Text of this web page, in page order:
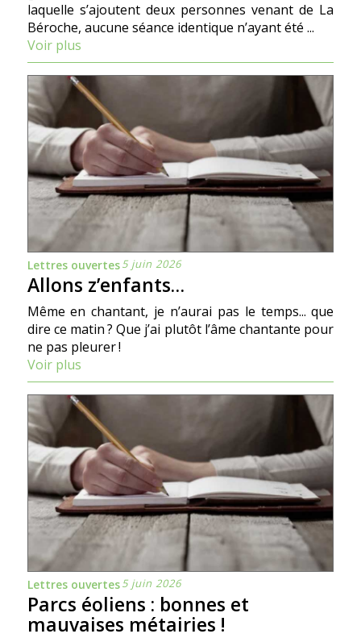
laquelle s’ajoutent deux personnes venant de La
Béroche, aucune séance identique n’ayant été ...
Voir plus
Lettres ouvertes5 juin 2026
Allons z’enfants…
Même en chantant, je n’aurai pas le temps... que
dire ce matin ? Que j’ai plutôt l’âme chantante pour
ne pas pleurer !
Voir plus
Lettres ouvertes5 juin 2026
Parcs éoliens : bonnes et
mauvaises métairies !